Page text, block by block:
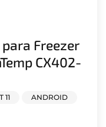
Freezer
CX402-
11
ANDROID